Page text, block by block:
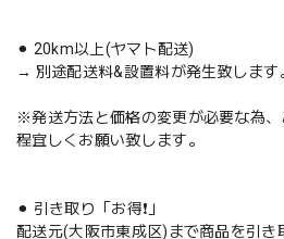
⚫︎ 20km以上(ヤマト配送)
→ 別途配送料&設置料が発生致します
※発送方法と価格の変更が必要な為
程宜しくお願い致します。
⚫︎ 引き取り「お得❗️」
配送元(大阪市東成区)まで商品を引き